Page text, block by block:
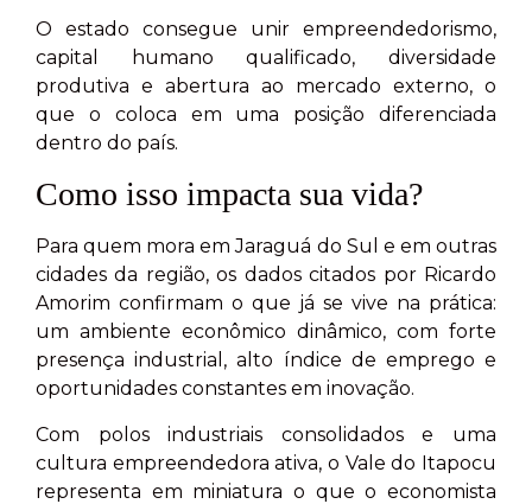
O estado consegue unir empreendedorismo,
capital humano qualificado, diversidade
produtiva e abertura ao mercado externo, o
que o coloca em uma posição diferenciada
dentro do país.
Como isso impacta sua vida?
Para quem mora em Jaraguá do Sul e em outras
cidades da região, os dados citados por Ricardo
Amorim confirmam o que já se vive na prática:
um ambiente econômico dinâmico, com forte
presença industrial, alto índice de emprego e
oportunidades constantes em inovação.
Com polos industriais consolidados e uma
cultura empreendedora ativa, o Vale do Itapocu
representa em miniatura o que o economista